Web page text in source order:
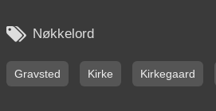
 Nøkkelord
Gravsted Kirke Kirkegaard